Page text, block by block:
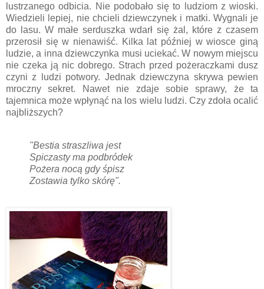
lustrzanego odbicia. Nie podobało się to ludziom z wioski.
Wiedzieli lepiej, nie chcieli dziewczynek i matki. Wygnali je
do lasu. W małe serduszka wdarł się żal, które z czasem
przerosił się w nienawiść. Kilka lat później w wiosce giną
ludzie, a inna dziewczynka musi uciekać. W nowym miejscu
nie czeka ją nic dobrego. Strach przed pożeraczkami dusz
czyni z ludzi potwory. Jednak dziewczyna skrywa pewien
mroczny sekret. Nawet nie zdaje sobie sprawy, że ta
tajemnica może wpłynąć na los wielu ludzi. Czy zdoła ocalić
najbliższych?
"Bestia straszliwa jest
Spiczasty ma podbródek
Pożera nocą gdy śpisz
Zostawia tylko skórę".